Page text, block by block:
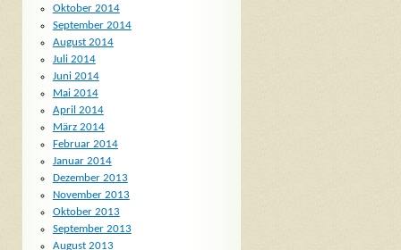
Oktober 2014
September 2014
August 2014
Juli 2014
Juni 2014
Mai 2014
April 2014
März 2014
Februar 2014
Januar 2014
Dezember 2013
November 2013
Oktober 2013
September 2013
August 2013